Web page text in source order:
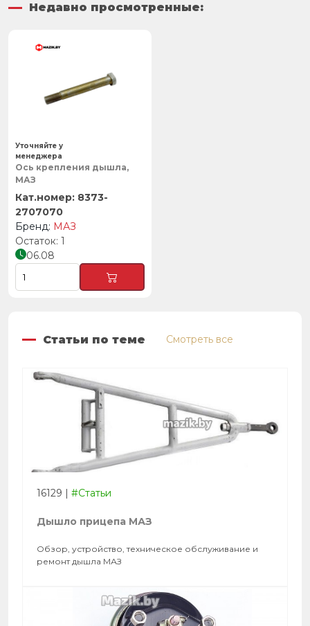
Недавно просмотренные:
Ось крепления дышла,
МАЗ
8373-
2707070
МАЗ
1
06.08
Уточняйте у
менеджера
Статьи по теме Смотреть все
16129 | #Статьи
Дышло прицепа МАЗ
Обзор, устройство, техническое обслуживание и
ремонт дышла МАЗ